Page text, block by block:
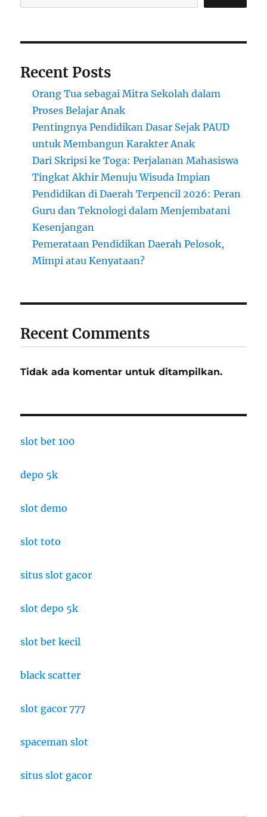
Recent Posts
Orang Tua sebagai Mitra Sekolah dalam
Proses Belajar Anak
Pentingnya Pendidikan Dasar Sejak PAUD
untuk Membangun Karakter Anak
Dari Skripsi ke Toga: Perjalanan Mahasiswa
Tingkat Akhir Menuju Wisuda Impian
Pendidikan di Daerah Terpencil 2026: Peran
Guru dan Teknologi dalam Menjembatani
Kesenjangan
Pemerataan Pendidikan Daerah Pelosok,
Mimpi atau Kenyataan?
Recent Comments
Tidak ada komentar untuk ditampilkan.
slot bet 100
depo 5k
slot demo
slot toto
situs slot gacor
slot depo 5k
slot bet kecil
black scatter
slot gacor 777
spaceman slot
situs slot gacor